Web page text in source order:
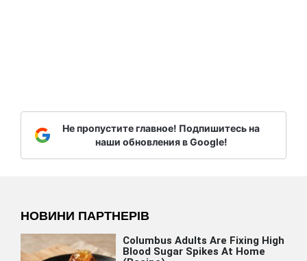
Не пропустите главное! Подпишитесь на
наши обновления в Google!